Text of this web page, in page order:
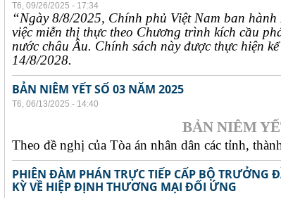
T6, 09/26/2025 - 17:34
“Ngày 8/8/2025, Chính phủ Việt Nam ban
việc miễn thị thực theo Chương trình kích cầu
nước châu Âu. Chính sách này được thực hiện
14/8/2028.
BẢN NIÊM YẾT SỐ 03 NĂM 2025
T6, 06/13/2025 - 14:40
BẢN NIÊM
Theo đề nghị của Tòa án nhân dân các tỉnh,
PHIÊN ĐÀM PHÁN TRỰC TIẾP CẤP BỘ TRƯỞNG
KỲ VỀ HIỆP ĐỊNH THƯƠNG MẠI ĐỐI ỨNG